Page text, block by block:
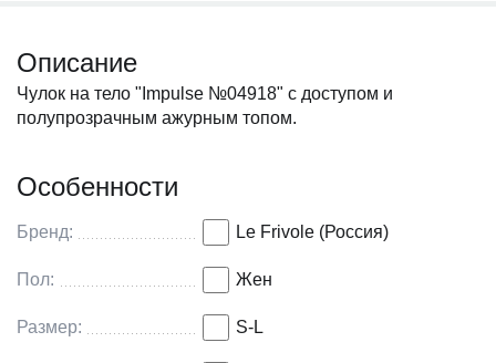
Описание
Чулок на тело "Impulse №04918" с доступом и
полупрозрачным ажурным топом.
Особенности
Бренд: Le Frivole (Россия)
Пол: Жен
Размер: S-L